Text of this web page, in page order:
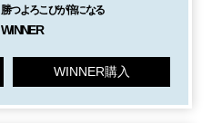
勝つよろこびが倍になる
WINNER
WINNER購入